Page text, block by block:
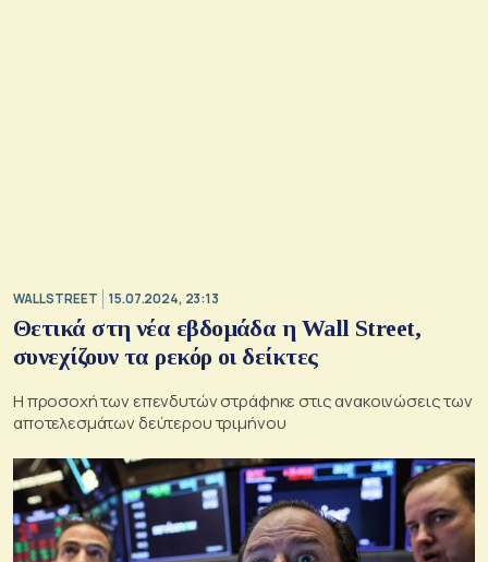
WALL STREET 15.07.2024, 23:13
Θετικά στη νέα εβδομάδα η Wall Street,
συνεχίζουν τα ρεκόρ οι δείκτες
Η προσοχή των επενδυτών στράφηκε στις ανακοινώσεις των
αποτελεσμάτων δεύτερου τριμήνου